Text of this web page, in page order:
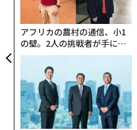
アフリカの農村の通信、小1
の壁。2人の挑戦者が手にし
た「次なる武器」